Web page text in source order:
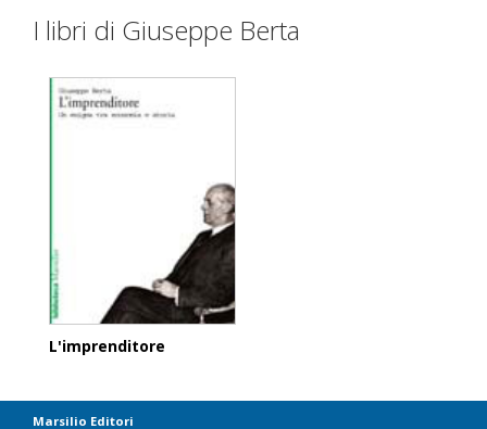
I libri di Giuseppe Berta
L'imprenditore
Marsilio Editori